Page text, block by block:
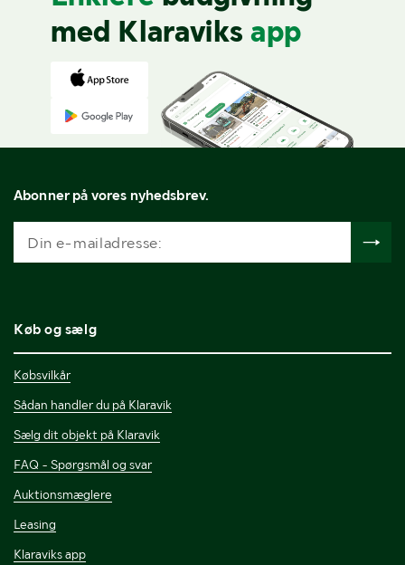
med Klaraviks app
Abonner på vores nyhedsbrev.
Køb og sælg
Købsvilkår
Sådan handler du på Klaravik
Sælg dit objekt på Klaravik
FAQ - Spørgsmål og svar
Auktionsmæglere
Leasing
Klaraviks app